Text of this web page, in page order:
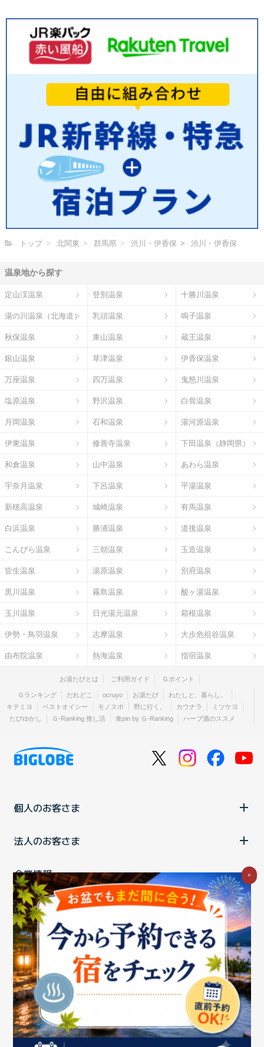
トップ 北関東 群馬県 渋川・伊香保 渋川・伊香保
温泉地から探す
定山渓温泉 登別温泉 十勝川温泉
湯の川温泉（北海道） 乳頭温泉 鳴子温泉
秋保温泉 東山温泉 蔵王温泉
銀山温泉 草津温泉 伊香保温泉
万座温泉 四万温泉 鬼怒川温泉
塩原温泉 野沢温泉 白骨温泉
月岡温泉 石和温泉 湯河原温泉
伊東温泉 修善寺温泉 下田温泉（静岡県）
和倉温泉 山中温泉 あわら温泉
宇奈月温泉 下呂温泉 平湯温泉
新穂高温泉 城崎温泉 有馬温泉
白浜温泉 勝浦温泉 道後温泉
こんぴら温泉 三朝温泉 玉造温泉
皆生温泉 湯原温泉 別府温泉
黒川温泉 霧島温泉 酸ヶ湯温泉
玉川温泉 日光湯元温泉 箱根温泉
伊勢・鳥羽温泉 志摩温泉 大歩危祖谷温泉
由布院温泉 熱海温泉 指宿温泉
お湯たびとは ご利用ガイド Ｇポイント
Ｇランキング だれどこ ocruyo お湯たび
わたしと、暮らし。
キテミヨ
ベストオイシー モノスポ 野に行く。 カウナラ
ミツケヨ
たびゆかし
Ｇ-Ranking 推し活 食pin by Ｇ-Ranking ハーブ酒のススメ
個人のお客さま
法人のお客さま
企業情報
ご利用中の方
お問い合わせ消費税の表示 ウェブアクセシビリティの取り組み
個人情報保護ポリシープライバシーポータル
Cookieポリシー
特定商取引法に基づく表記情報セキュリティ基本方針
商標についてBIGLOBEトップ
×